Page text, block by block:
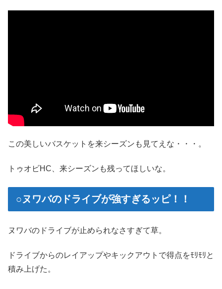
この美しいバスケットを来シーズンも見てえな・・・。
トゥオビHC、来シーズンも残ってほしいな。
○ヌワバのドライブが強すぎるッピ！！
ヌワバのドライブが止められなさすぎて草。
ドライブからのレイアップやキックアウトで得点をﾓﾘﾓﾘと
積み上げた。